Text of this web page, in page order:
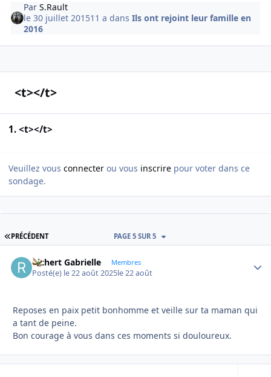
ParS.Rault
le 30 juillet 201511 a dansIls ont rejoint leur famille en
2016
<t></t>
1. <t></t>
Veuillez vous connecter ou vous inscrire pour voter dans ce
sondage.
PREMIÈRE PAGE
PRÉCÉDENT PAGE 5 SUR 5
Richert Gabrielle Membres
Posté(e) le 22 août 2025le 22 août
Reposes en paix petit bonhomme et veille sur ta maman qui
a tant de peine.
Bon courage à vous dans ces moments si douloureux.